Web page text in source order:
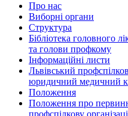
Про нас
Виборні органи
Структура
Бібліотека головного
та голови профкому
Інформаційні листи
Львівський
юридичний медичний
Положення
Положення про
профспілкову